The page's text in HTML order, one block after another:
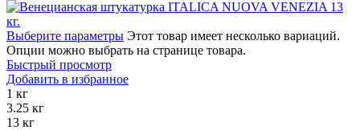
Выберите параметры Этот товар имеет несколько вариаций.
Опции можно выбрать на странице товара.
Быстрый просмотр
Добавить в избранное
1 кг
3.25 кг
13 кг